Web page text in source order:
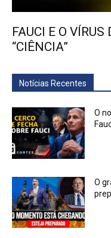
FAUCI E O
“CIÊNCIA”
Notícias Recentes
O
O